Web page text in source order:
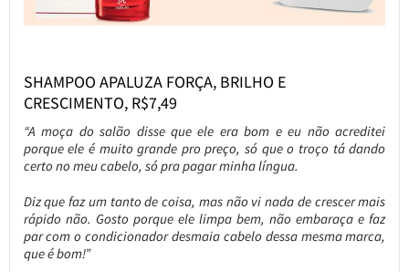
SHAMPOO APALUZA FORÇA, BRILHO E
CRESCIMENTO, R$7,49
“A moça do salão disse que ele era bom e eu não acreditei
porque ele é muito grande pro preço, só que o troço tá dando
certo no meu cabelo, só pra pagar minha língua.
Diz que faz um tanto de coisa, mas não vi nada de crescer mais
rápido não. Gosto porque ele limpa bem, não embaraça e faz
par com o condicionador desmaia cabelo dessa mesma marca,
que é bom!”